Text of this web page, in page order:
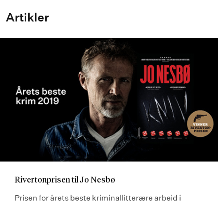
Artikler
Rivertonprisen til Jo Nesbø
Prisen for årets beste kriminallitterære arbeid i